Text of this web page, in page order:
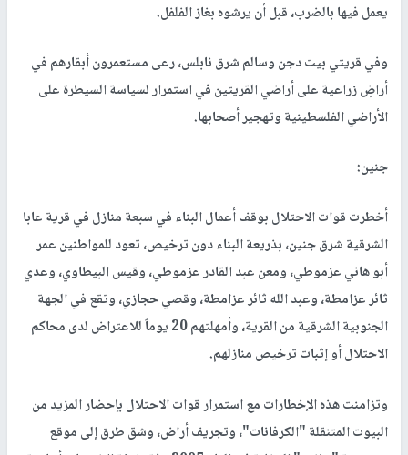
يعمل فيها بالضرب، قبل أن يرشوه بغاز الفلفل.
وفي قريتي بيت دجن وسالم شرق نابلس، رعى مستعمرون أبقارهم في
أراضٍ زراعية على أراضي القريتين في استمرار لسياسة السيطرة على
الأراضي الفلسطينية وتهجير أصحابها.
جنين:
أخطرت قوات الاحتلال بوقف أعمال البناء في سبعة منازل في قرية عابا
الشرقية شرق جنين، بذريعة البناء دون ترخيص، تعود للمواطنين عمر
أبو هاني عزموطي، ومعن عبد القادر عزموطي، وقيس البيطاوي، وعدي
ثائر عزامطة، وعبد الله ثائر عزامطة، وقصي حجازي، وتقع في الجهة
الجنوبية الشرقية من القرية، وأمهلتهم 20 يوماً للاعتراض لدى محاكم
الاحتلال أو إثبات ترخيص منازلهم.
وتزامنت هذه الإخطارات مع استمرار قوات الاحتلال بإحضار المزيد من
البيوت المتنقلة "الكرفانات"، وتجريف أراض، وشق طرق إلى موقع